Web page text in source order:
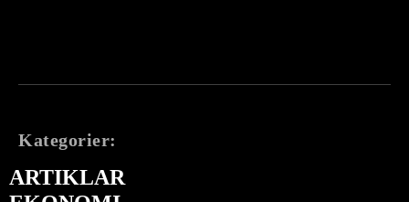
Kategorier:
ARTIKLAR